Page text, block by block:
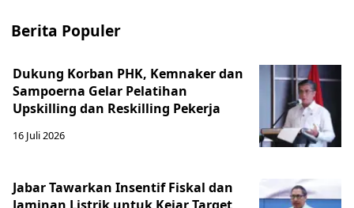
Berita Populer
Dukung Korban PHK, Kemnaker dan
Sampoerna Gelar Pelatihan
Upskilling dan Reskilling Pekerja
16 Juli 2026
Jabar Tawarkan Insentif Fiskal dan